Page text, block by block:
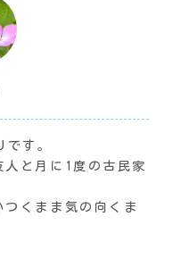
です。
と月に1度の古民家
くまま気の向くま